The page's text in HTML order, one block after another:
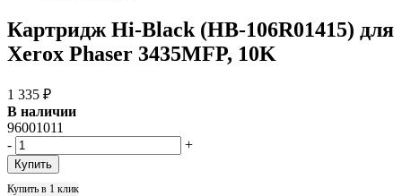
Картридж Hi-Black (HB-106R01415) для
Xerox Phaser 3435MFP, 10K
1 335 ₽
В наличии
96001011
-
+
Купить в 1 клик